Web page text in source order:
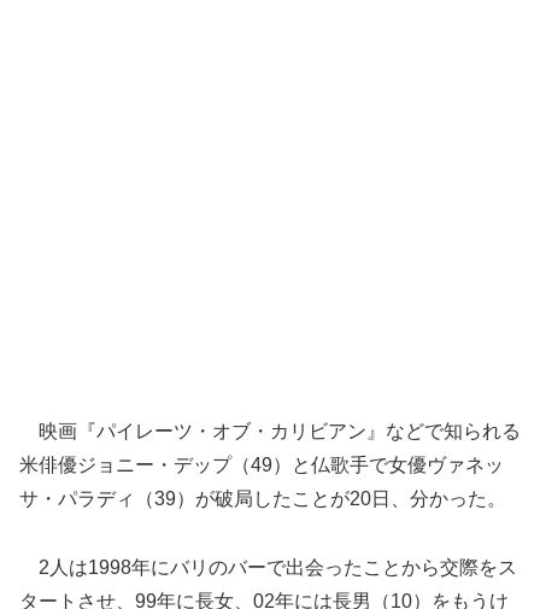
映画『パイレーツ・オブ・カリビアン』などで知られる
米俳優ジョニー・デップ（49）と仏歌手で女優ヴァネッ
サ・パラディ（39）が破局したことが20日、分かった。
2人は1998年にバリのバーで出会ったことから交際をス
タートさせ 、99年に長女、02年には長男（10）をもうけ